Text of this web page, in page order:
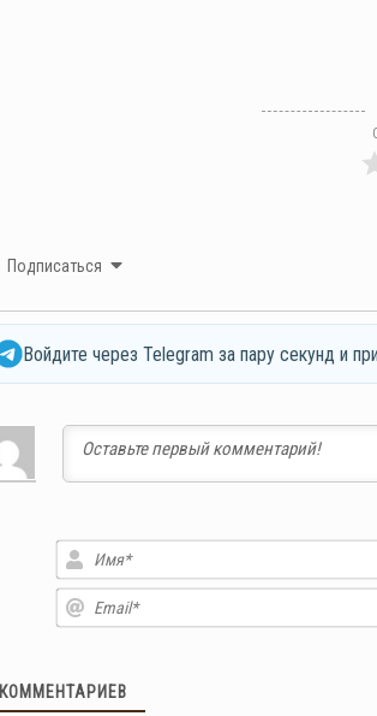
Подписаться
Войдите через Telegram за пару секунд и
КОММЕНТАРИЕВ